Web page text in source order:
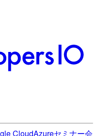
CloudAzureセミナー会